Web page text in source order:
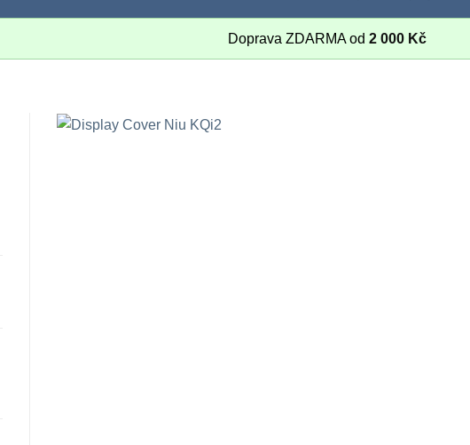
Doprava ZDARMA od 2 000 Kč